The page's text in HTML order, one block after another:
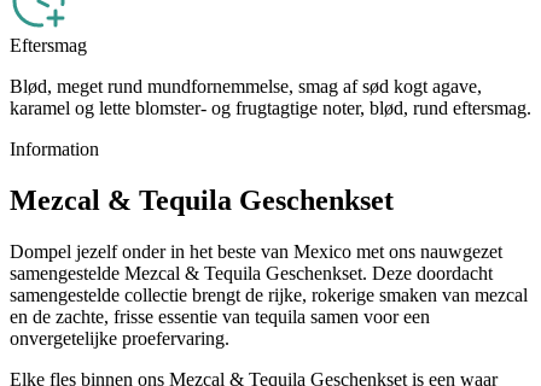
Eftersmag
Blød, meget rund mundfornemmelse, smag af sød kogt agave,
karamel og lette blomster- og frugtagtige noter, blød, rund eftersmag.
Information
Mezcal & Tequila Geschenkset
Dompel jezelf onder in het beste van Mexico met ons nauwgezet
samengestelde Mezcal & Tequila Geschenkset. Deze doordacht
samengestelde collectie brengt de rijke, rokerige smaken van mezcal
en de zachte, frisse essentie van tequila samen voor een
onvergetelijke proefervaring.
Elke fles binnen ons Mezcal & Tequila Geschenkset is een waar